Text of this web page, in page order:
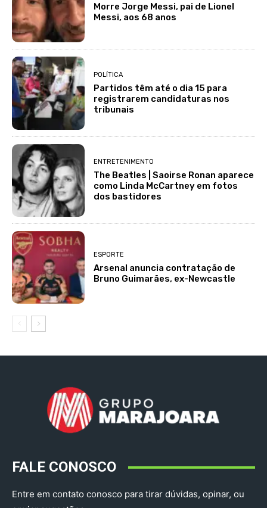
Morre Jorge Messi, pai de Lionel
Messi, aos 68 anos
POLÍTICA
Partidos têm até o dia 15 para
registrarem candidaturas nos
tribunais
ENTRETENIMENTO
The Beatles | Saoirse Ronan aparece
como Linda McCartney em fotos
dos bastidores
ESPORTE
Arsenal anuncia contratação de
Bruno Guimarães, ex-Newcastle
FALE CONOSCO
Entre em contato conosco para tirar dúvidas, opinar, ou